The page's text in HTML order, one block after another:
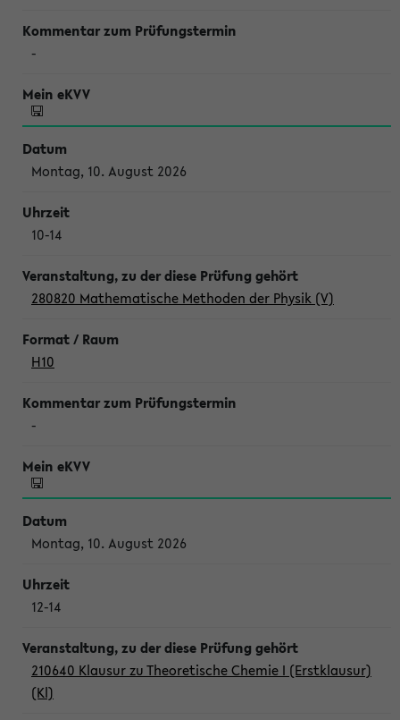
-
Montag, 10. August 2026
10-14
280820 Mathematische Methoden der Physik (V)
H10
-
Montag, 10. August 2026
12-14
210640 Klausur zu Theoretische Chemie I (Erstklausur)
(Kl)